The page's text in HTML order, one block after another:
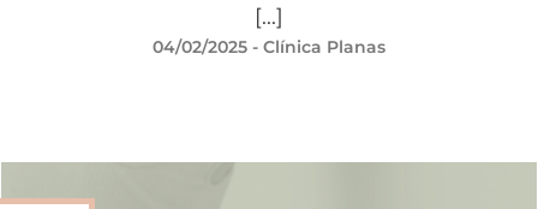
[...]
04/02/2025 - Clínica Planas